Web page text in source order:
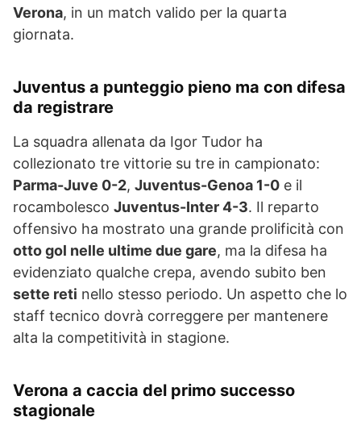
Verona, in un match valido per la quarta
giornata.
Juventus a punteggio pieno ma con difesa
da registrare
La squadra allenata da Igor Tudor ha
collezionato tre vittorie su tre in campionato:
Parma-Juve 0-2, Juventus-Genoa 1-0 e il
rocambolesco Juventus-Inter 4-3. Il reparto
offensivo ha mostrato una grande prolificità con
otto gol nelle ultime due gare, ma la difesa ha
evidenziato qualche crepa, avendo subito ben
sette reti nello stesso periodo. Un aspetto che lo
staff tecnico dovrà correggere per mantenere
alta la competitività in stagione.
Verona a caccia del primo successo
stagionale